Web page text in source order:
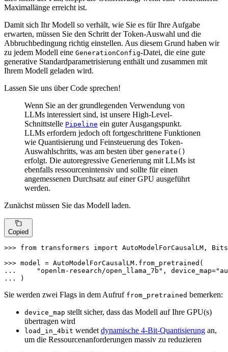
Maximallänge erreicht ist.
Damit sich Ihr Modell so verhält, wie Sie es für Ihre Aufgabe
erwarten, müssen Sie den Schritt der Token-Auswahl und die
Abbruchbedingung richtig einstellen. Aus diesem Grund haben wir
zu jedem Modell eine GenerationConfig-Datei, die eine gute
generative Standardparametrisierung enthält und zusammen mit
Ihrem Modell geladen wird.
Lassen Sie uns über Code sprechen!
Wenn Sie an der grundlegenden Verwendung von
LLMs interessiert sind, ist unsere High-Level-
Schnittstelle Pipeline ein guter Ausgangspunkt.
LLMs erfordern jedoch oft fortgeschrittene Funktionen
wie Quantisierung und Feinsteuerung des Token-
Auswahlschritts, was am besten über generate()
erfolgt. Die autoregressive Generierung mit LLMs ist
ebenfalls ressourcenintensiv und sollte für einen
angemessenen Durchsatz auf einer GPU ausgeführt
werden.
Zunächst müssen Sie das Modell laden.
Copied
>>> from transformers import AutoModelForCausalLM,
>>>
...
"openlm-research/open_llama_7b" , device_map=
...
)
Sie werden zwei Flags in dem Aufruf from_pretrained bemerken:
device_map stellt sicher, dass das Modell auf Ihre GPU(s)
übertragen wird
load_in_4bit wendet dynamische 4-Bit-Quantisierung an,
um die Ressourcenanforderungen massiv zu reduzieren